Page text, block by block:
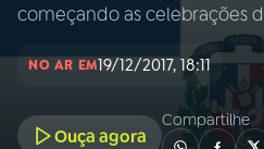
AO
começando as celebrações
NO AR EM19/12/2017, 18:11
Ouça agora
Compartilhe